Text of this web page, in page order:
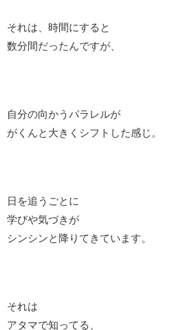
それは、時間にすると
数分間だったんですが、
自分の向かうパラレルが
がくんと大きくシフトした感じ。
日を追うごとに
学びや気づきが
シンシンと降りてきています。
それは
アタマで知ってる、